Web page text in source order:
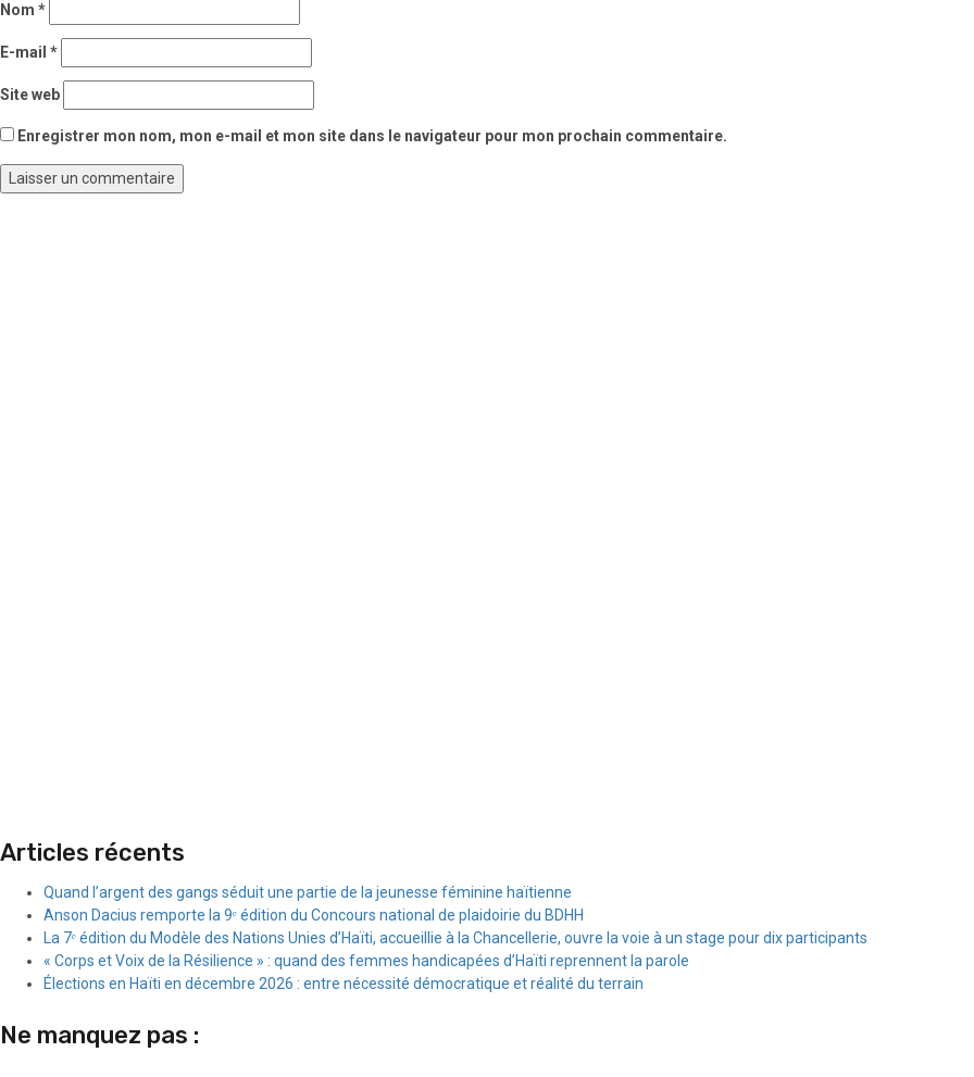
Nom *
E-mail *
Site web
Enregistrer mon nom, mon e-mail et mon site dans le navigateur pour mon prochain commentaire.
Articles récents
Quand l’argent des gangs séduit une partie de la jeunesse féminine haïtienne
Anson Dacius remporte la 9ᵉ édition du Concours national de plaidoirie du BDHH
La 7ᵉ édition du Modèle des Nations Unies d’Haïti, accueillie à la Chancellerie, ouvre la voie à un stage pour dix participants
« Corps et Voix de la Résilience » : quand des femmes handicapées d’Haïti reprennent la parole
Élections en Haïti en décembre 2026 : entre nécessité démocratique et réalité du terrain
Ne manquez pas :